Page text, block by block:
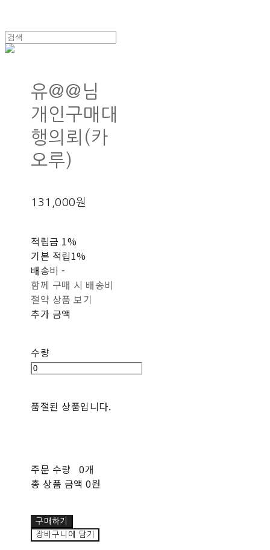
유@@님
개인구매대
행의뢰(카
오루)
131,000원
적립금 1%
기본 적립1%
배송비-
함께 구매 시 배송비
절약 상품 보기
추가 금액
수량
품절된 상품입니다.
주문 수량 0개
총 상품 금액 0원
구매하기
장바구니에 담기